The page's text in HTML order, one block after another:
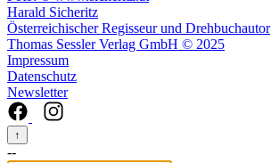
Harald Sicheritz
Österreichischer Regisseur und Drehbuchautor
Thomas Sessler Verlag GmbH © 2025
Impressum
Datenschutz
Newsletter
↑
--